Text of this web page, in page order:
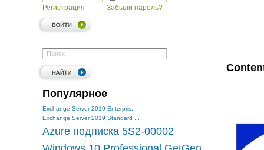
Регистрация Забыли пароль?
Популярное
Exchange Server 2019 Enterpris...
Exchange Server 2019 Standard ...
Azure подписка 5S2-00002